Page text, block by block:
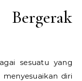
sesuatu yang
diri